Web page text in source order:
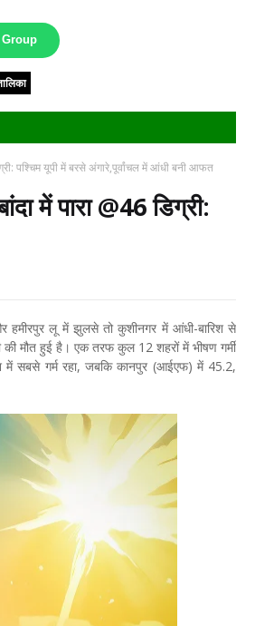
पश्चिम यूपी में बरसे अंगारे,पूर्वांचल में आंधी बनी आफत
में पारा @46 डिग्री:
हमीरपुर लू में झुलसे तो कुशीनगर में आंधी-बारिश से
की मौत हुई है। एक तरफ कुल 12 शहरों में भीषण गर्मी
में सबसे गर्म रहा, जबकि कानपुर (आईएफ) में 45.2,